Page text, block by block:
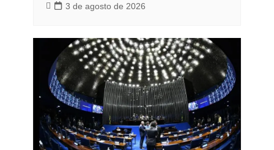
3 de agosto de 2026